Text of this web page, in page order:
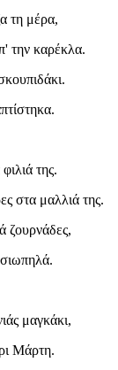
τη μέρα,
την καρέκλα.
της.
στα μαλλιά της.
ζουρνάδες,
μαγκάκι,
Μάρτη.